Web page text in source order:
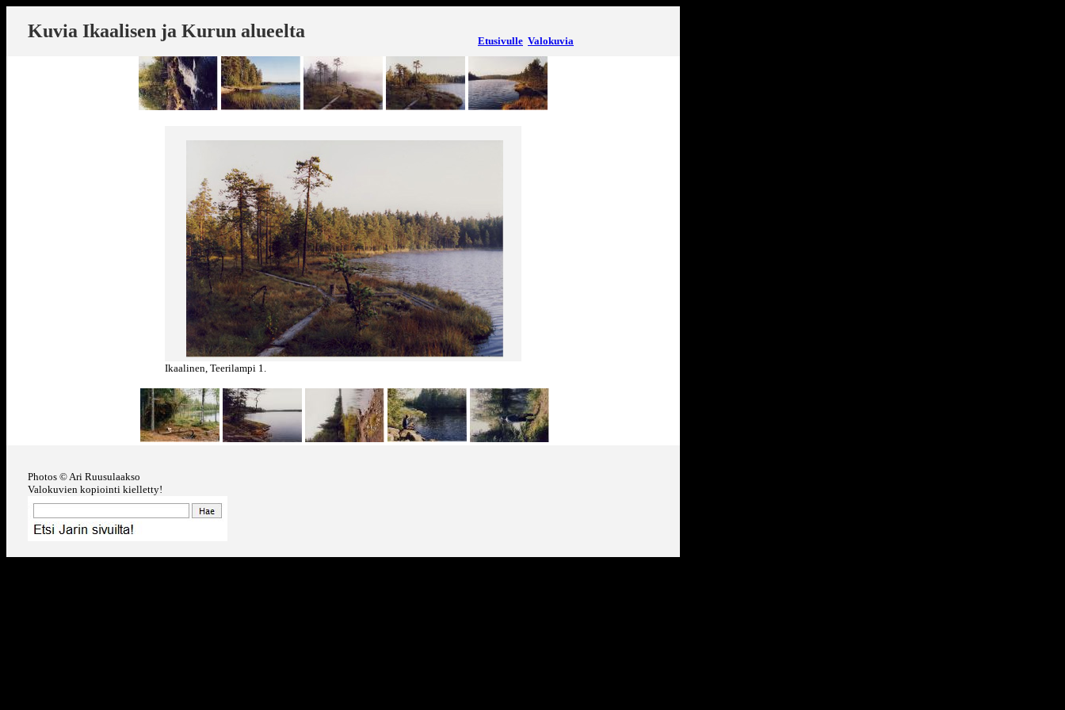
Kuvia Ikaalisen ja Kurun alueelta Etusivulle Valokuvia
Ikaalinen, Teerilampi 1.
Photos © Ari Ruusulaakso
Valokuvien kopiointi kielletty!